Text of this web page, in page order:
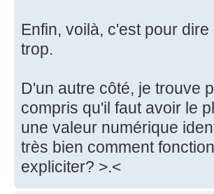
Enfin, voilà, c'est pour
trop.
D'un autre côté, je trouve
compris qu'il faut avoir le
une valeur numérique
très bien comment
expliciter? >.<